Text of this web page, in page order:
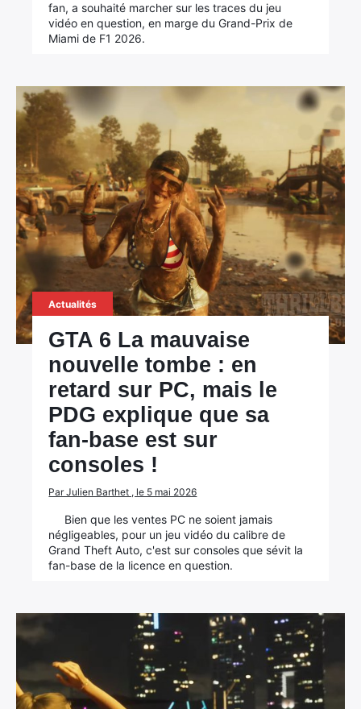
fan, a souhaité marcher sur les traces du jeu
vidéo en question, en marge du Grand-Prix de
Miami de F1 2026.
Actualités
GTA 6 La mauvaise
nouvelle tombe : en
retard sur PC, mais le
PDG explique que sa
fan-base est sur
consoles !
Par Julien Barthet , le 5 mai 2026
Bien que les ventes PC ne soient jamais
négligeables, pour un jeu vidéo du calibre de
Grand Theft Auto, c'est sur consoles que sévit la
fan-base de la licence en question.